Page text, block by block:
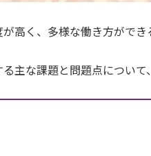
高く、多様な働き方ができ
主な課題と問題点について